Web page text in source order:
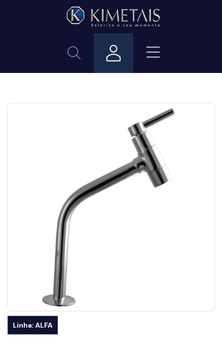
Linha: ALFA